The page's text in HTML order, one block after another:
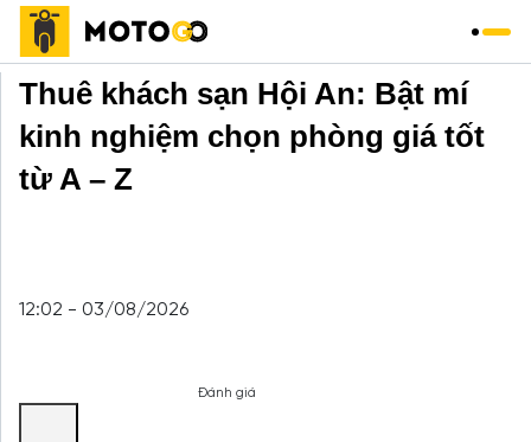
Trang chủ » Du Lịch»
Thuê khách sạn Hội An: Bật mí
kinh nghiệm chọn phòng giá tốt
từ A – Z
12:02 - 03/08/2026
Đánh giá